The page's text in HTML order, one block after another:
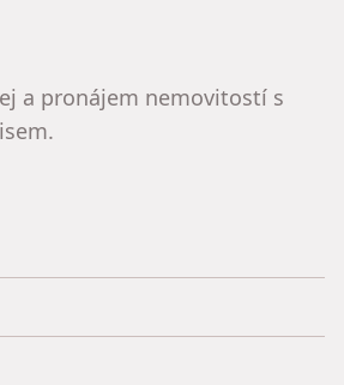
a pronájem nemovitostí s